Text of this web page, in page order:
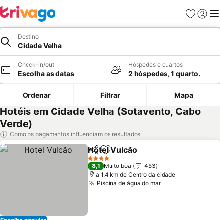
Favoritos
Iniciar
Destino
Cidade Velha
Check-in/out
Escolha as datas
Hóspedes e quartos
2 hóspedes, 1 quarto.
Ordenar Filtrar Mapa
Hotéis em Cidade Velha (Sotavento, Cabo
Verde)
Como os pagamentos influenciam os resultados
PartilharAdicionar aos favoritos
Hotel Vulcão
4 Estrelas
8,1 Muito boa
453
a 1.4 km de Centro da cidade
Piscina de água do marVer preços